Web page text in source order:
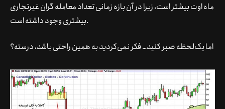
ماه اوت بیشتر است، زیرا در آن بازه زمانی تعداد معامله گران غیرتجاری
بیشتری وجود داشته است.
اما یک‌لحظه صبر کنید… فکر نمی‌کردید به همین راحتی باشد، درسته؟